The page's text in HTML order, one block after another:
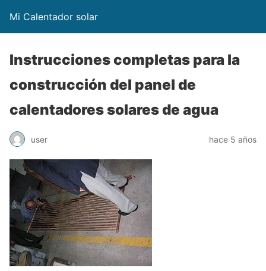
Mi Calentador solar
Instrucciones completas para la
construcción del panel de
calentadores solares de agua
user hace 5 años